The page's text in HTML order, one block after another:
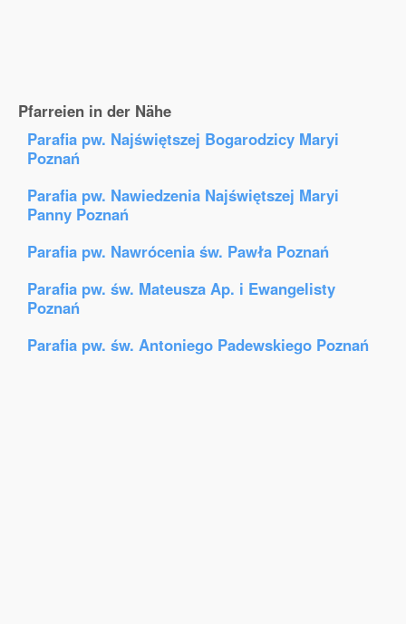
Pfarreien in der Nähe
Parafia pw. Najświętszej Bogarodzicy Maryi
Poznań
Parafia pw. Nawiedzenia Najświętszej Maryi
Panny Poznań
Parafia pw. Nawrócenia św. Pawła Poznań
Parafia pw. św. Mateusza Ap. i Ewangelisty
Poznań
Parafia pw. św. Antoniego Padewskiego Poznań